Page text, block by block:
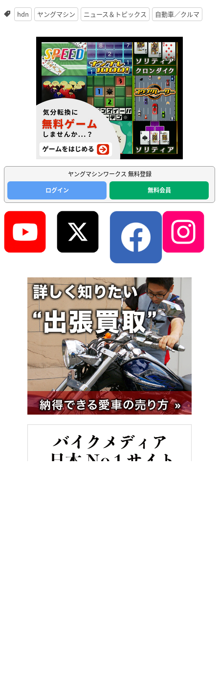
hdn ヤングマシン ニュース＆トピックス 自動車／クルマ
ヤングマシンワークス 無料登録
ログイン
無料会員